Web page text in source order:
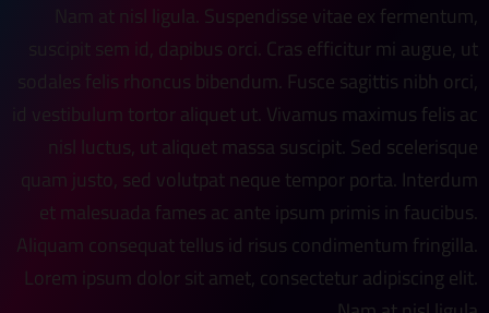
Nam at nisl ligula. Suspendisse vitae ex fermentum,
suscipit sem id, dapibus orci. Cras efficitur mi augue, ut
sodales felis rhoncus bibendum. Fusce sagittis nibh orci,
id vestibulum tortor aliquet ut. Vivamus maximus felis ac
nisl luctus, ut aliquet massa suscipit. Sed scelerisque
quam justo, sed volutpat neque tempor porta. Interdum
et malesuada fames ac ante ipsum primis in faucibus.
Aliquam consequat tellus id risus condimentum fringilla.
Lorem ipsum dolor sit amet, consectetur adipiscing elit.